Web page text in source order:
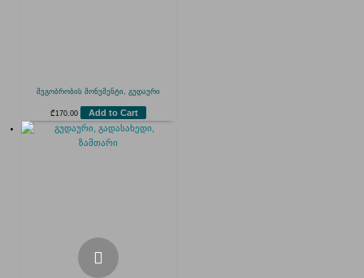
მეგობრობის მონუმენტი, გუდაური
₾ 170.00 Add to Cart